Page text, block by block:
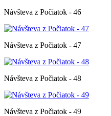
Návšteva z Počiatok - 46
Návšteva z Počiatok - 47
Návšteva z Počiatok - 48
Návšteva z Počiatok - 49